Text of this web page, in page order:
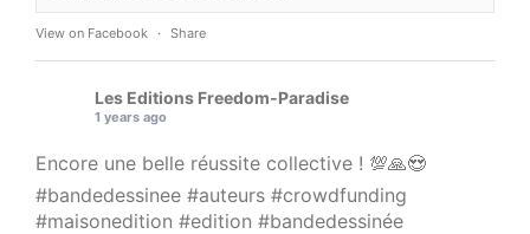
View on Facebook · Share
Les Editions Freedom-Paradise
1 years ago
Encore une belle réussite collective ! 💯🙏😍
#bandedessinee #auteurs #crowdfunding
#maisonedition #edition #bandedessinée